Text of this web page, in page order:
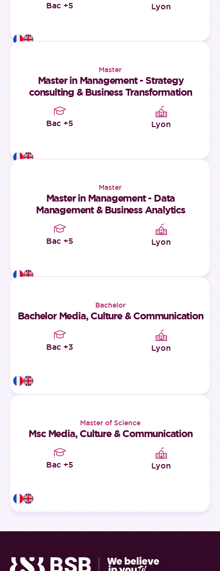
Bac +5 Lyon
Master
Master in Management - Strategy
consulting & Business Transformation
Bac +5 Lyon
Master
Master in Management - Data
Management & Business Analytics
Bac +5 Lyon
Bachelor
Bachelor Media, Culture & Communication
Bac +3 Lyon
Master of Science
Msc Media, Culture & Communication
Bac +5 Lyon